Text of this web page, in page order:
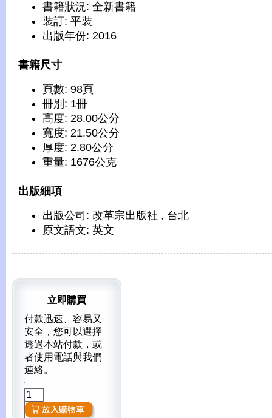
書籍狀況: 全新書籍
裝訂: 平裝
出版年份: 2016
書籍尺寸
頁數: 98頁
冊別: 1冊
高度: 28.00公分
寬度: 21.50公分
厚度: 2.80公分
重量: 1676公克
出版細項
出版公司: 改革宗出版社 , 台北
原文語文: 英文
立即購買
付款迅速、容易又
安全，您可以選擇
透過本站付款，或
者使用電話與我們
連絡。